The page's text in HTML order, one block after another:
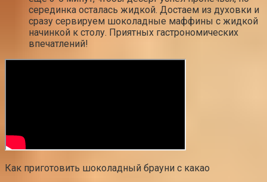
серединка осталась жидкой. Достаем из духовки и
сразу сервируем шоколадные маффины с жидкой
начинкой к столу. Приятных гастрономических
впечатлений!
Как приготовить шоколадный брауни с какао